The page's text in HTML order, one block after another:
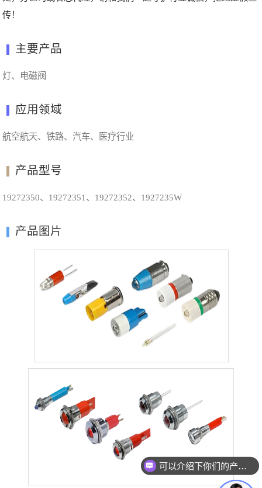
传！
主要产品
灯、电磁阀
应用领域
航空航天、铁路、汽车、医疗行业
产品型号
19272350、19272351、19272352、1927235W
产品图片